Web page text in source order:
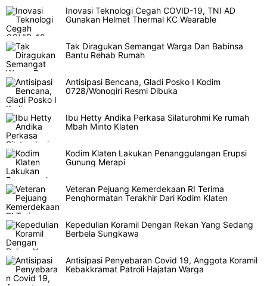
Inovasi Teknologi Cegah COVID-19, TNI AD
Gunakan Helmet Thermal KC Wearable
Tak Diragukan Semangat Warga Dan Babinsa
Bantu Rehab Rumah
Antisipasi Bencana, Gladi Posko I Kodim
0728/Wonogiri Resmi Dibuka
Ibu Hetty Andika Perkasa Silaturohmi Ke rumah
Mbah Minto Klaten
Kodim Klaten Lakukan Penanggulangan Erupsi
Gunung Merapi
Veteran Pejuang Kemerdekaan RI Terima
Penghormatan Terakhir Dari Kodim Klaten
Kepedulian Koramil Dengan Rekan Yang Sedang
Berbela Sungkawa
Antisipasi Penyebaran Covid 19, Anggota Koramil
Kebakkramat Patroli Hajatan Warga